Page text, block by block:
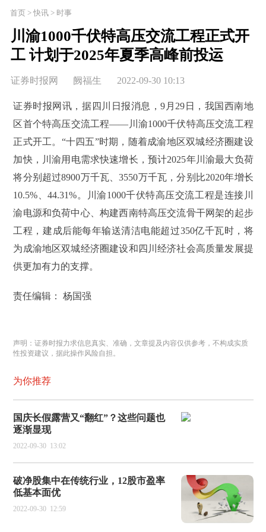
首页 > 快讯 > 时事
川渝1000千伏特高压交流工程正式开
工 计划于2025年夏季高峰前投运
证券时报网 阙福生 2022-09-30 10:13
证券时报网讯，据四川日报消息，9月29日，我国西南地
区首个特高压交流工程——川渝1000千伏特高压交流工程
正式开工。“十四五”时期，随着成渝地区双城经济圈建设
加快，川渝用电需求快速增长，预计2025年川渝最大负荷
将分别超过8900万千瓦、3550万千瓦，分别比2020年增长
10.5%、44.31%。川渝1000千伏特高压交流工程是连接川
渝电源和负荷中心、构建西南特高压交流骨干网架的起步
工程，建成后能每年输送清洁电能超过350亿千瓦时，将
为成渝地区双城经济圈建设和四川经济社会高质量发展提
供更加有力的支撑。
责任编辑： 杨国强
声明：证券时报力求信息真实、准确，文章提及内容仅供参考，不构成实质
性投资建议，据此操作风险自担。
为你推荐
国庆长假露营又“翻红”？这些问题也
逐渐显现
2022-09-30 13:02
破净股集中在传统行业，12股市盈率
低基本面优
2022-09-30 12:59